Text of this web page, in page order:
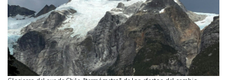
Muere el productor William Orbit, que colaboró con Madonna en
"Ray of Light"
Los rebeldes hutíes continúan su ofensiva en Yemen con
ataques en una región petrolera
La OMS propone probar en RDC una vacuna ya existente contra
otra cepa del ébola